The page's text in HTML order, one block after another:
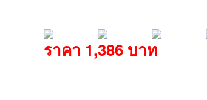
ราคา 1,386 บาท